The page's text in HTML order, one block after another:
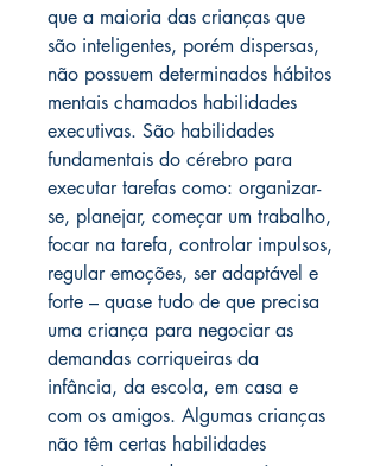
que a maioria das crianças que
são inteligentes, porém dispersas,
não possuem determinados hábitos
mentais chamados habilidades
executivas. São habilidades
fundamentais do cérebro para
executar tarefas como: organizar-
se, planejar, começar um trabalho,
focar na tarefa, controlar impulsos,
regular emoções, ser adaptável e
forte – quase tudo de que precisa
uma criança para negociar as
demandas corriqueiras da
infância, da escola, em casa e
com os amigos. Algumas crianças
não têm certas habilidades